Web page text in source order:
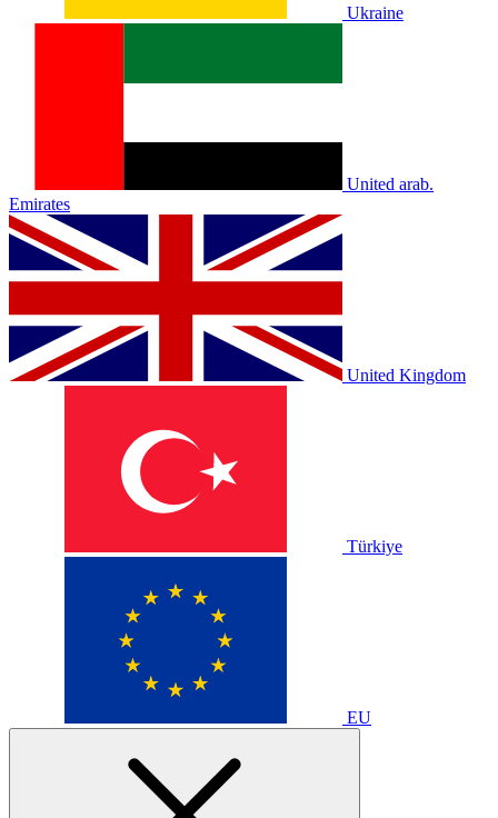
Ukraine
United arab.
Emirates
United Kingdom
Türkiye
EU